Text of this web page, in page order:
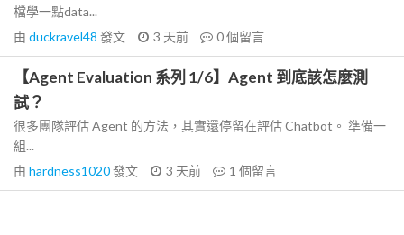
檔學一點data...
由 duckravel48 發文 3 天前 0個留言
【Agent Evaluation 系列 1/6】Agent 到底該怎麼測
試？
很多團隊評估 Agent 的方法，其實還停留在評估 Chatbot。 準備一
組...
由 hardness1020發文 3 天前 1 個留言